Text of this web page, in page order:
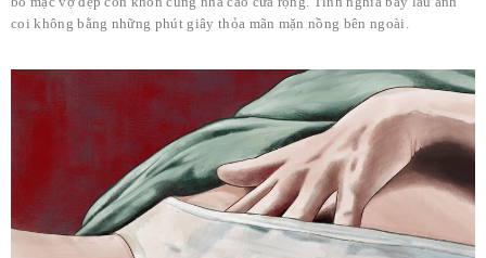
coi không bằng những phút giây thỏa mãn mặn nồng bên ngoài.